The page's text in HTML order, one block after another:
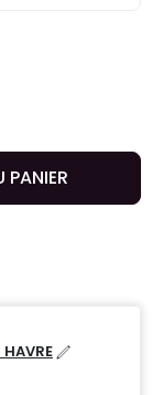
PANIER
HAVRE